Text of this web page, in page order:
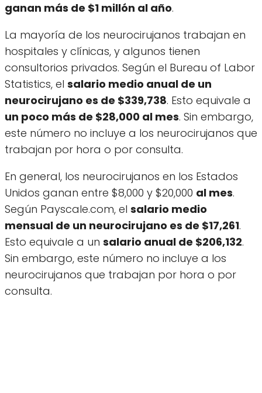
ganan más de $1 millón al año.
La mayoría de los neurocirujanos trabajan en
hospitales y clínicas, y algunos tienen
consultorios privados. Según el Bureau of Labor
Statistics, el salario medio anual de un
neurocirujano es de $339,738. Esto equivale a
un poco más de $28,000 al mes. Sin embargo,
este número no incluye a los neurocirujanos que
trabajan por hora o por consulta.
En general, los neurocirujanos en los Estados
Unidos ganan entre $8,000 y $20,000 al mes.
Según Payscale.com, el salario medio
mensual de un neurocirujano es de $17,261.
Esto equivale a un salario anual de $206,132.
Sin embargo, este número no incluye a los
neurocirujanos que trabajan por hora o por
consulta.